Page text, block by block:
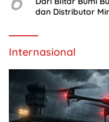
dan Distributor
Internasional